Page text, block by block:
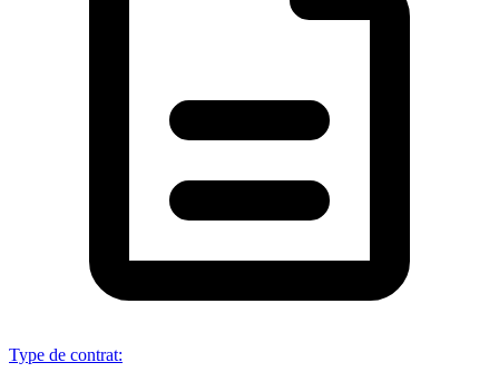
Type de contrat: